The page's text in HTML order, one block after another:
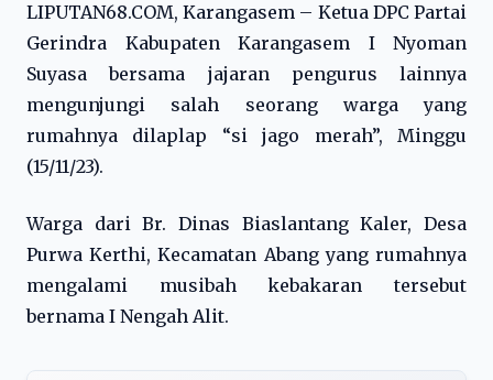
LIPUTAN68.COM, Karangasem – Ketua DPC Partai
Gerindra Kabupaten Karangasem I Nyoman
Suyasa bersama jajaran pengurus lainnya
mengunjungi salah seorang warga yang
rumahnya dilaplap “si jago merah”, Minggu
(15/11/23).
Warga dari Br. Dinas Biaslantang Kaler, Desa
Purwa Kerthi, Kecamatan Abang yang rumahnya
mengalami musibah kebakaran tersebut
bernama I Nengah Alit.